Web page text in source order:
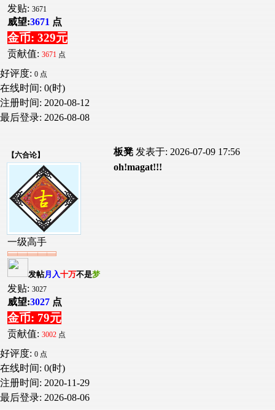
发贴: 3671
威望:3671 点
金币: 329元
贡献值: 3671 点
好评度: 0 点
在线时间: 0(时)
注册时间: 2020-08-12
最后登录: 2026-08-08
【六合论】
一级高手
发帖月入十万不是梦
发贴: 3027
威望:3027 点
金币: 79元
贡献值: 3002 点
好评度: 0 点
在线时间: 0(时)
注册时间: 2020-11-29
最后登录: 2026-08-06
板凳 发表于: 2026-07-09 17:56
oh!magat!!!